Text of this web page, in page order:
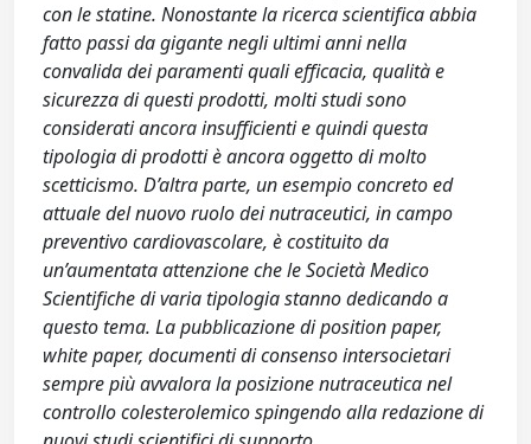
con le statine. Nonostante la ricerca scientifica abbia
fatto passi da gigante negli ultimi anni nella
convalida dei paramenti quali efficacia, qualità e
sicurezza di questi prodotti, molti studi sono
considerati ancora insufficienti e quindi questa
tipologia di prodotti è ancora oggetto di molto
scetticismo. D’altra parte, un esempio concreto ed
attuale del nuovo ruolo dei nutraceutici, in campo
preventivo cardiovascolare, è costituito da
un’aumentata attenzione che le Società Medico
Scientifiche di varia tipologia stanno dedicando a
questo tema. La pubblicazione di position paper,
white paper, documenti di consenso intersocietari
sempre più avvalora la posizione nutraceutica nel
controllo colesterolemico spingendo alla redazione di